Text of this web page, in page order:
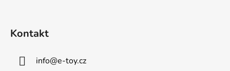
Kontakt
info@e-toy.cz